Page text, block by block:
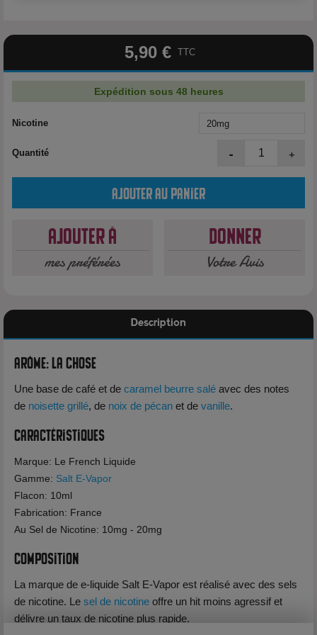
5,90 € TTC
Expédition sous 48 heures
Nicotine
Quantité - +
Ajouter au panier
Ajouter à
mes préférées
Donner
Votre Avis
Description
Arôme: La Chose
Une base de café et de caramel beurre salé avec des notes
de noisette grillé, de noix de pécan et de vanille.
Caractéristiques
Marque: Le French Liquide
Gamme: Salt E-Vapor
Flacon: 10ml
Fabrication: France
Au Sel de Nicotine: 10mg - 20mg
Composition
La marque de e-liquide Salt E-Vapor est réalisé avec des sels
de nicotine. Le sel de nicotine offre un hit moins agressif et
délivre un taux de nicotine plus rapide.